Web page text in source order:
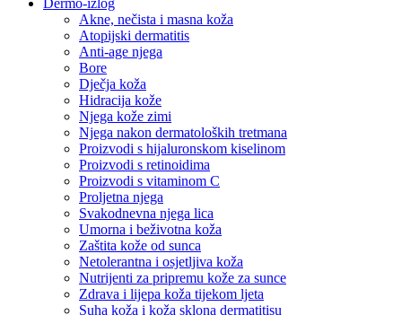
Dermo-izlog
Akne, nečista i masna koža
Atopijski dermatitis
Anti-age njega
Bore
Dječja koža
Hidracija kože
Njega kože zimi
Njega nakon dermatoloških tretmana
Proizvodi s hijaluronskom kiselinom
Proizvodi s retinoidima
Proizvodi s vitaminom C
Proljetna njega
Svakodnevna njega lica
Umorna i beživotna koža
Zaštita kože od sunca
Netolerantna i osjetljiva koža
Nutrijenti za pripremu kože za sunce
Zdrava i lijepa koža tijekom ljeta
Suha koža i koža sklona dermatitisu